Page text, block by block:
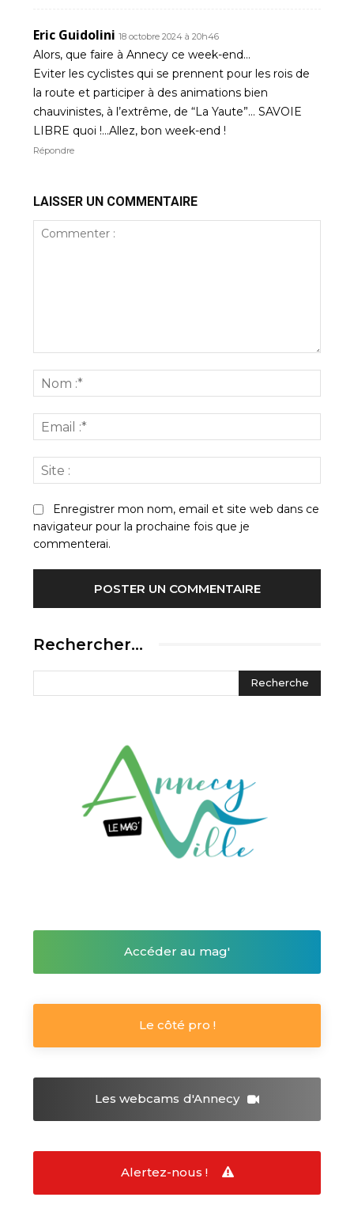
Eric Guidolini 18 octobre 2024 à 20h46
Alors, que faire à Annecy ce week-end…
Eviter les cyclistes qui se prennent pour les rois de
la route et participer à des animations bien
chauvinistes, à l’extrême, de “La Yaute”… SAVOIE
LIBRE quoi !…Allez, bon week-end !
Répondre
LAISSER UN COMMENTAIRE
:*
:*
:
Enregistrer mon nom, email et site web dans ce
navigateur pour la prochaine fois que je
commenterai.
Rechercher…
Accéder au mag'
Le côté pro !
Les webcams d'Annecy
Alertez-nous !